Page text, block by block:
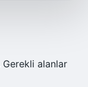
Gerekli alanlar